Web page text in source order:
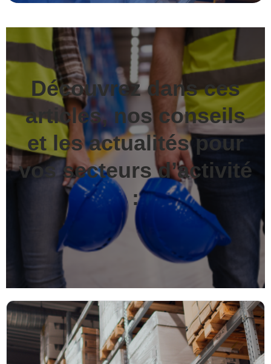
Découvrez dans ces
articles, nos conseils
et les actualités pour
vos secteurs d’activité
: